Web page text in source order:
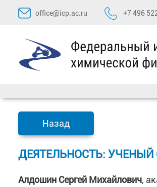
Перейти
содержимому
office@icp.ac.ru +7 496
Назад
ДЕЯТЕЛЬНОСТЬ:
Алдошин Сергей Михайлович,